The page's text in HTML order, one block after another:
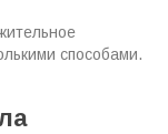
способами.